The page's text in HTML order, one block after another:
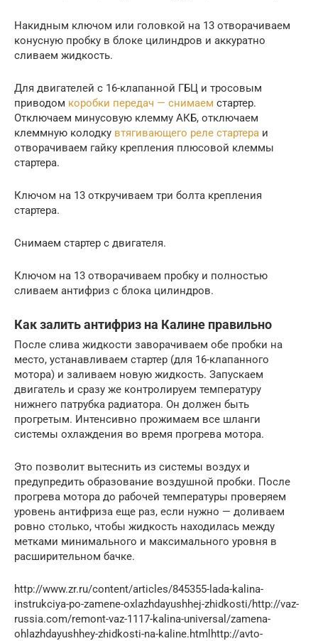
Накидным ключом или головкой на 13 отворачиваем
конусную пробку в блоке цилиндров и аккуратно
сливаем жидкость.
Для двигателей с 16-клапанной ГБЦ и тросовым
приводом коробки передач — снимаем стартер.
Отключаем минусовую клемму АКБ, отключаем
клеммную колодку втягивающего реле стартера и
отворачиваем гайку крепления плюсовой клеммы
стартера.
Ключом на 13 откручиваем три болта крепления
стартера.
Снимаем стартер с двигателя.
Ключом на 13 отворачиваем пробку и полностью
сливаем антифриз с блока цилиндров.
Как залить антифриз на Калине правильно
После слива жидкости заворачиваем обе пробки на
место, устанавливаем стартер (для 16-клапанного
мотора) и заливаем новую жидкость. Запускаем
двигатель и сразу же контролируем температуру
нижнего патрубка радиатора. Он должен быть
прогретым. Интенсивно прожимаем все шланги
системы охлаждения во время прогрева мотора.
Это позволит вытеснить из системы воздух и
предупредить образование воздушной пробки. После
прогрева мотора до рабочей температуры проверяем
уровень антифриза еще раз, если нужно — доливаем
ровно столько, чтобы жидкость находилась между
метками минимального и максимального уровня в
расширительном бачке.
http://www.zr.ru/content/articles/845355-lada-kalina-
instrukciya-po-zamene-oxlazhdayushhej-zhidkosti/http://vaz-
russia.com/remont-vaz-1117-kalina-universal/zamena-
ohlazhdayushhey-zhidkosti-na-kaline.htmlhttp://avto-